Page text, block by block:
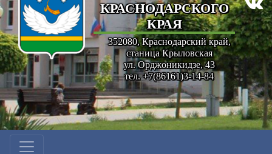
КРАСНОДАРСКОГО
КРАЯ
352080, Краснодарский край,
станица Крыловская
ул. Орджоникидзе, 43
тел. +7(86161)3-14-84